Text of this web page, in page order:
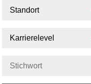
Standort
Karrierelevel